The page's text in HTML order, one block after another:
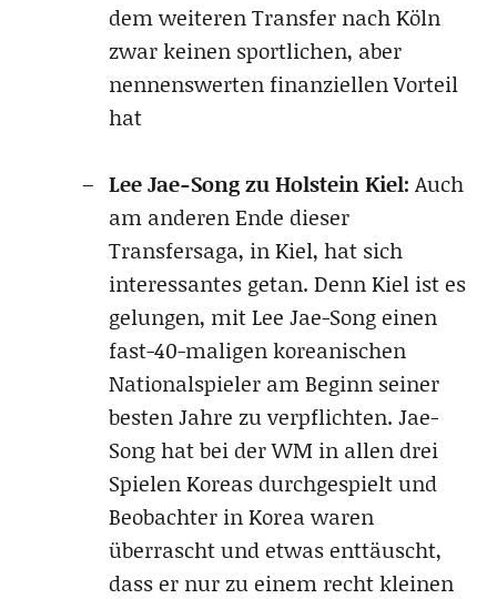
dem weiteren Transfer nach Köln
zwar keinen sportlichen, aber
nennenswerten finanziellen Vorteil
hat
Lee Jae-Song zu Holstein Kiel: Auch
am anderen Ende dieser
Transfersaga, in Kiel, hat sich
interessantes getan. Denn Kiel ist es
gelungen, mit Lee Jae-Song einen
fast-40-maligen koreanischen
Nationalspieler am Beginn seiner
besten Jahre zu verpflichten. Jae-
Song hat bei der WM in allen drei
Spielen Koreas durchgespielt und
Beobachter in Korea waren
überrascht und etwas enttäuscht,
dass er nur zu einem recht kleinen